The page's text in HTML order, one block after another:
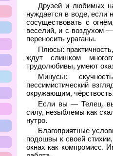
Друзей и любимых
нуждается в воде, если
сосуществовать с
веселий, и с воздухом
переносить ураганы.
Плюсы:
ждут слишком
трудолюбивы, умеют
Минусы:
пессимистический
окружающим,
Если вы — Телец,
силу, незыблемы как
нутро.
Благоприятные
подошвы к своей
окнах как компромисс.